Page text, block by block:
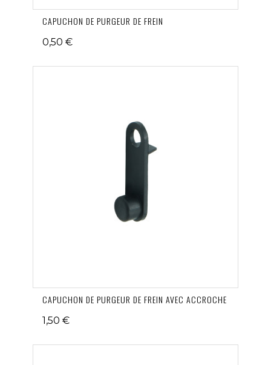
CAPUCHON DE PURGEUR DE FREIN
0,50 €
CAPUCHON DE PURGEUR DE FREIN AVEC ACCROCHE
1,50 €